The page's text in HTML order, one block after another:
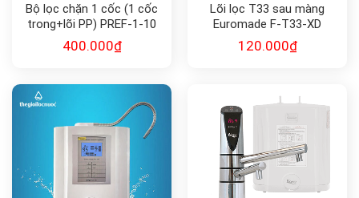
Bộ lọc chặn 1 cốc (1 cốc
trong+lõi PP) PREF-1-10
400.000₫
Lõi lọc T33 sau màng
Euromade F-T33-XD
120.000₫